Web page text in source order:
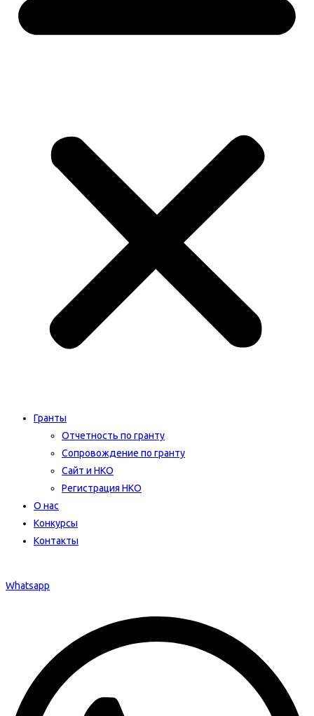
Гранты
Отчетность по гранту
Сопровождение по гранту
Сайт и НКО
Регистрация НКО
О нас
Конкурсы
Контакты
Whatsapp